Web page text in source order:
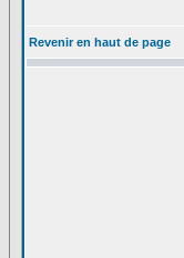
Revenir en haut de page